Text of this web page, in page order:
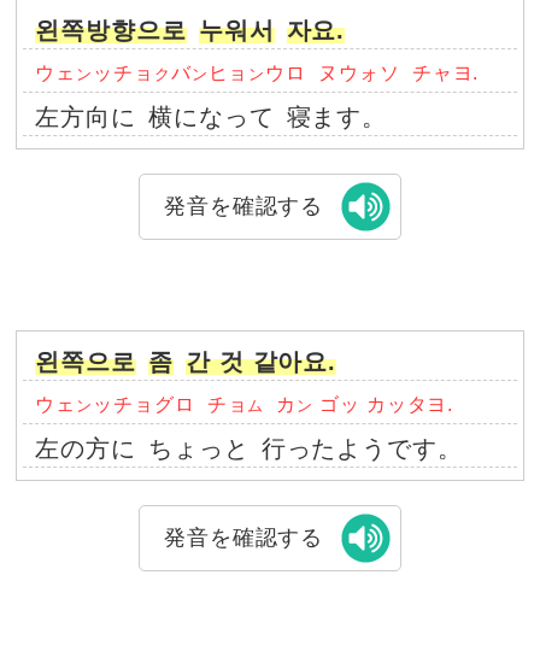
왼쪽방향으로 누워서 자요.
ウェ ン ッチョ ク バン ヒョ ン ウロ ヌウォソ チャヨ.
左方向に 横になって 寝ます。
発音を確認する
왼쪽으로 좀 간 것 같아요.
ウェ ン ッチョグロ チョ ム カ ン ゴッ カッタヨ.
左の方に ちょっと 行ったようです。
発音を確認する